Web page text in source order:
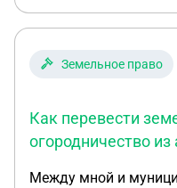
правом на
Даже если на
незаконченное
окончании срока
на один срок.
Земельное право
Как перевести
огородничество
Между мной и